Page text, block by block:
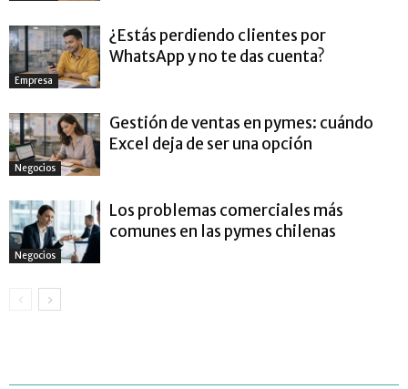
Empresa
¿Estás perdiendo clientes por
WhatsApp y no te das cuenta?
Negocios
Gestión de ventas en pymes: cuándo
Excel deja de ser una opción
Negocios
Los problemas comerciales más
comunes en las pymes chilenas